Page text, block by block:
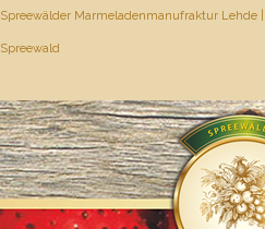
Spreewälder Marmeladenmanufraktur Lehde
Spreewald